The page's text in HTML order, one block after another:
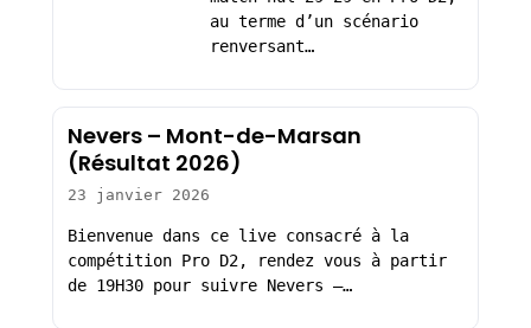
au terme d’un scénario
renversant…
Nevers – Mont-de-Marsan
(Résultat 2026)
23 janvier 2026
Bienvenue dans ce live consacré à la
compétition Pro D2, rendez vous à partir
de 19H30 pour suivre Nevers –…